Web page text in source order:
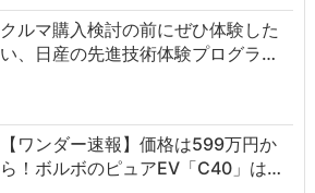
クルマ購入検討の前にぜひ体験した
い、日産の先進技術体験プログラ…
【ワンダー速報】価格は599万円か
ら！ボルボのピュアEV「C40」は…